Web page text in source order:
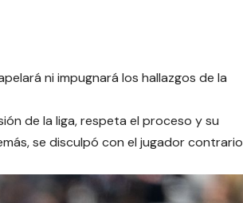
ni impugnará los hallazgos de la
de la liga, respeta el proceso y su
se disculpó con el jugador contrario